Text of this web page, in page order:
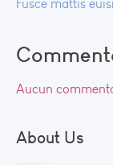
Fusce mattis
Aucun
About Us